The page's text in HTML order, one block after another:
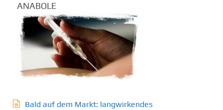
ANABOLE
Bald auf dem Markt: langwirkendes